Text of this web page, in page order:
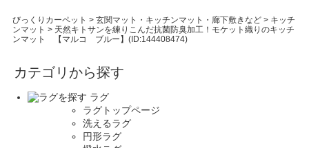
びっくりカーペット > 玄関マット・キッチンマット・廊下敷きなど> キッチ
ンマット > 天然キトサンを練りこんだ抗菌防臭加工！モケット織りのキッチ
ンマット 【マルコ ブルー】(ID:144408474)
カテゴリから探す
ラグ
ラグトップページ
洗えるラグ
円形ラグ